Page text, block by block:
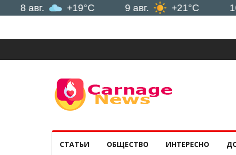
+19°C +21°C 10 авг.
СТАТЬИ ОБЩЕСТВО ИНТЕРЕСНО